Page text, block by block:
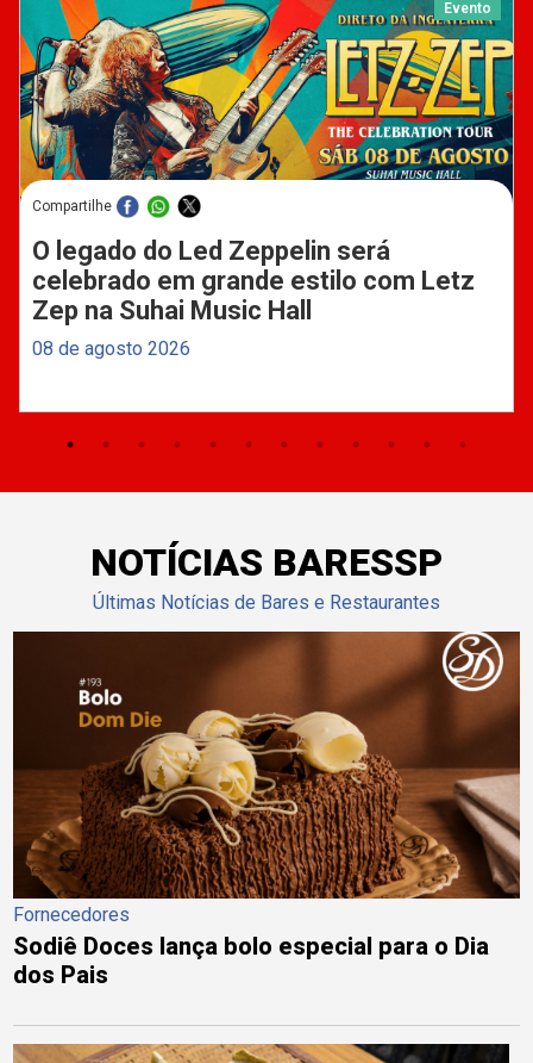
Evento
Compartilhe
O legado do Led Zeppelin será
celebrado em grande estilo com Letz
Zep na Suhai Music Hall
08 de agosto 2026
NOTÍCIAS BARESSP
Últimas Notícias de Bares e Restaurantes
Fornecedores
Sodiê Doces lança bolo especial para o Dia
dos Pais